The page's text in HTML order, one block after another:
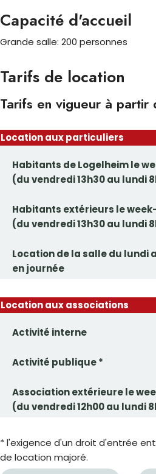
Capacité d'accueil
Grande salle: 200 personnes
Tarifs de location
Tarifs en vigueur à partir
Location aux particuliers
Habitants de Logelheim le
(du vendredi 13h30 au lundi
Habitants extérieurs le
(du vendredi 13h30 au lundi
Location de la salle du lundi
en journée
Location aux associations
Activité interne
Activité publique *
Association extérieure le
(du vendredi 12h00 au lundi
* l'exigence d'un droit d'entrée
de location majoré.